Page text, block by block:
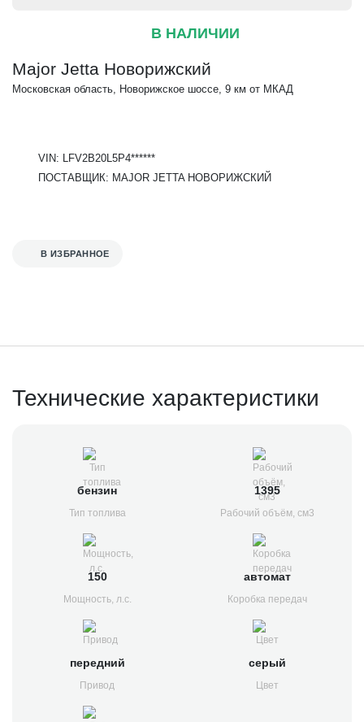
В НАЛИЧИИ
Major Jetta Новорижский
Московская область, Новорижское шоссе, 9 км от МКАД
VIN: LFV2B20L5P4******
ПОСТАВЩИК: MAJOR JETTA НОВОРИЖСКИЙ
В ИЗБРАННОЕ
Технические характеристики
бензин
Тип топлива
1395
Рабочий объём, см3
150
Мощность, л.с.
автомат
Коробка передач
передний
Привод
серый
Цвет